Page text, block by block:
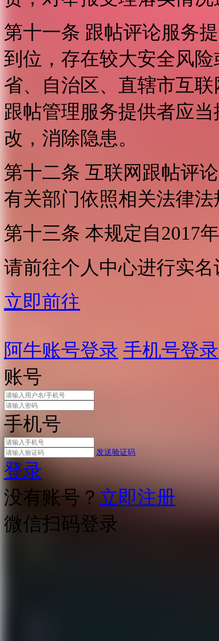
第十一条 跟帖评论服务
到位，存在较大安全风
省、自治区、直辖市互
跟帖管理服务提供者应
改，消除隐患。
第十二条 互联网跟帖评
有关部门依照相关法律
第十三条 本规定自2017
请前往个人中心进行实名
立即前往
阿牛账号登录 手机号登录
账号
手机号
发送验证码
登录
没有账号？ 立即注册
微信扫码登录